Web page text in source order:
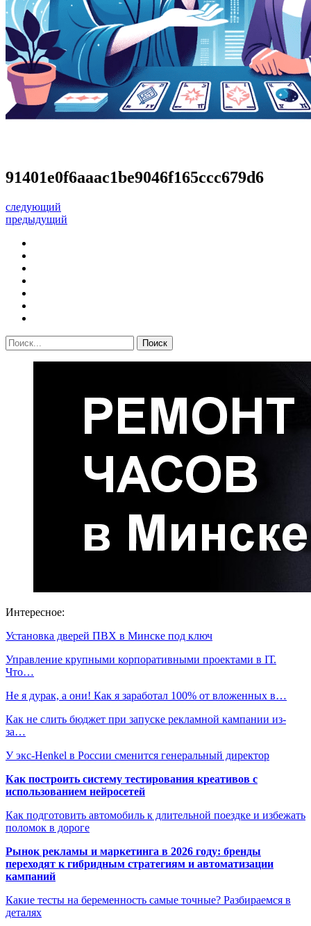
91401e0f6aaac1be9046f165ccc679d6
следующий
предыдущий
Интересное:
Установка дверей ПВХ в Минске под ключ
Управление крупными корпоративными проектами в ІТ.
Что…
Не я дурак, а они! Как я заработал 100% от вложенных в…
Как не слить бюджет при запуске рекламной кампании из-
за…
У экс-Henkel в России сменится генеральный директор
Как построить систему тестирования креативов с
использованием нейросетей
Как подготовить автомобиль к длительной поездке и избежать
поломок в дороге
Рынок рекламы и маркетинга в 2026 году: бренды
переходят к гибридным стратегиям и автоматизации
кампаний
Какие тесты на беременность самые точные? Разбираемся в
деталях